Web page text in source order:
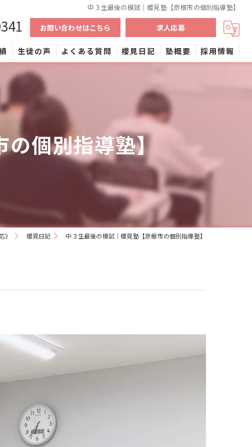
中３生最後の模試｜櫻見塾【彦根市の個別指導塾】
お問い合わせはこちら 求人応募
生徒の声 よくある質問 櫻見日記 塾概要 採用情報
個別指導塾】
》 櫻見日記 中３生最後の模試｜櫻見塾【彦根市の個別指導塾】